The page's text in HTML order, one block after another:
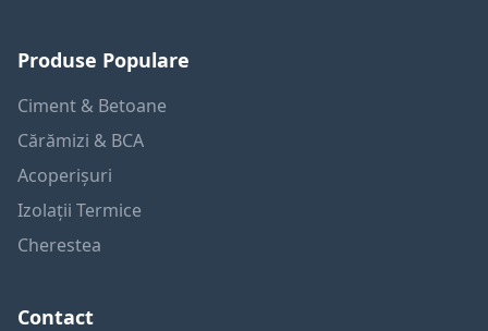
Produse Populare
Ciment & Betoane
Cărămizi & BCA
Acoperișuri
Izolații Termice
Cherestea
Contact